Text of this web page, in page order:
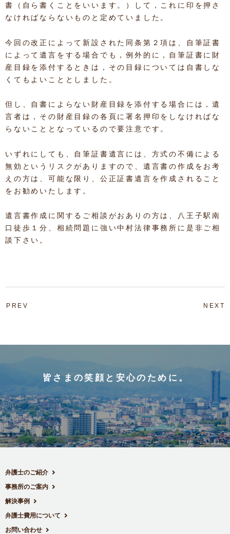
書（自ら書くことをいいます。）して，これに印を押さ
なければならないものと定めていました。
今回の改正によって新設された同条第２項は、自筆証書
によって遺言をする場合でも，例外的に，自筆証書に財
産目録を添付するときは，その目録については自書しな
くてもよいこととしました。
但し、自書によらない財産目録を添付する場合には，遺
言者は，その財産目録の各頁に署名押印をしなければな
らないこととなっているので要注意です。
いずれにしても、自筆証書遺言には、方式の不備による
無効というリスクがありますので、遺言書の作成をお考
えの方は、可能な限り、公正証書遺言を作成されること
をお勧めいたします。
遺言書作成に関するご相談がおありの方は、八王子駅南
口徒歩１分、相続問題に強い中村法律事務所に是非ご相
談下さい。
PREV NEXT
皆さまの笑顔と安心のために。
弁護士のご紹介
事務所のご案内
解決事例
弁護士費用について
お問い合わせ